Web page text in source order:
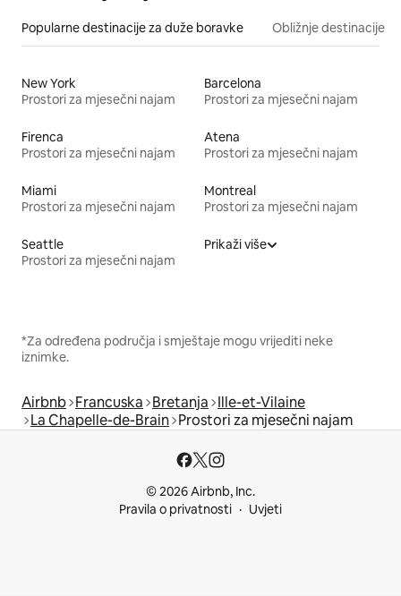
Popularne destinacije za duže boravke Obližnje destinacije
New York
Prostori za mjesečni najam
Barcelona
Prostori za mjesečni najam
Firenca
Prostori za mjesečni najam
Atena
Prostori za mjesečni najam
Miami
Prostori za mjesečni najam
Montreal
Prostori za mjesečni najam
Seattle
Prostori za mjesečni najam
Prikaži više
*Za određena područja i smještaje mogu vrijediti neke
iznimke.
Airbnb Francuska Bretanja Ille-et-Vilaine
La Chapelle-de-Brain Prostori za mjesečni najam
© 2026 Airbnb, Inc.
Pravila o privatnosti
Uvjeti